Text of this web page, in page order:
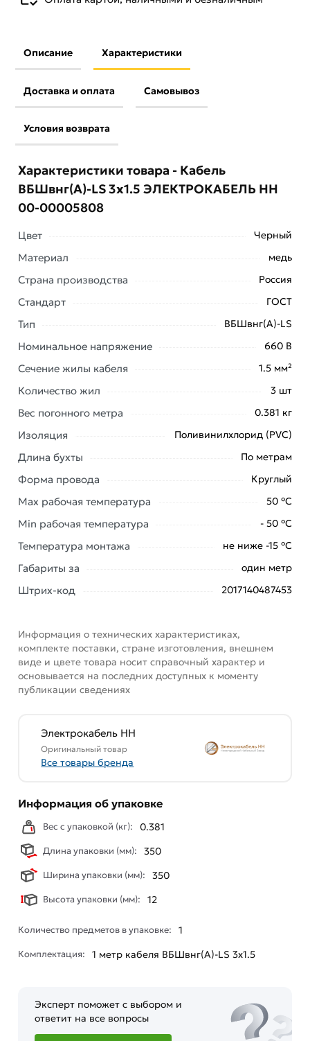
Описание Характеристики
Доставка и оплата Самовывоз
Условия возврата
Условия доставки и цены на товар Кабель ВБШвнг(А)-
категорииКабель бронированный медный ВБбШв
действительны в Москве и области.
Наши профессиональные менеджеры обработают
заказ и свяжутся с Вами для согласования условий
онлайн заказа рекомендуем ознакомиться с
описанием, характеристиками и отзывами.
Данний товар от производителя
сертифицирован,
соответствует всем стандартам качества. Возврат
купленного товарa в течение 7 дней (наличие чека
обязательно).
Характеристики товара - Кабель
ВБШвнг(А)-LS 3х1.5 ЭЛЕКТРОКАБЕЛЬ НН
00-00005808
Цвет Черный
Материал медь
Страна производства Россия
Стандарт ГОСТ
Тип ВБШвнг(А)-LS
Номинальное напряжение 660 В
Сечение жилы кабеля 1.5 мм²
Количество жил 3 шт
Вес погонного метра 0.381 кг
Изоляция Поливинилхлорид (PVC)
Длина бухты По метрам
Форма провода Круглый
Max рабочая температура 50 °С
Min рабочая температура - 50 °С
Температура монтажа не ниже -15 °С
Габариты за один метр
Штрих-код 2017140487453
Информация о технических характеристиках,
комплекте поставки, стране изготовления, внешнем
виде и цвете товара носит справочный характер и
основывается на последних доступных к моменту
публикации сведениях
Электрокабель НН
Оригинальный товар
Все товары бренда
Информация об упаковке
Вес с упаковкой (кг): 0.381
Длина упаковки (мм): 350
Ширина упаковки (мм): 350
Высота упаковки (мм): 12
Количество предметов в упаковке: 1
Комплектация: 1 метр кабеля ВБШвнг(А)-LS 3х1.5
Эксперт поможет с выбором и
ответит на все вопросы